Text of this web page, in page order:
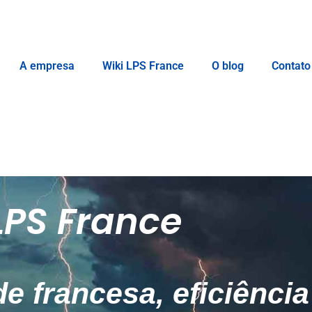
A empresa Wiki LPS France O blog Contato
France
francesa,